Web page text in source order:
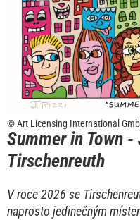
© Art Licensing International
Summer in Town
Tirschenreuth
V roce 2026 se
naprosto jedinečným